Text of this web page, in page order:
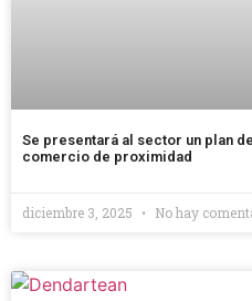
Se presentará al sector un plan
comercio de proximidad
diciembre 3, 2025 No hay